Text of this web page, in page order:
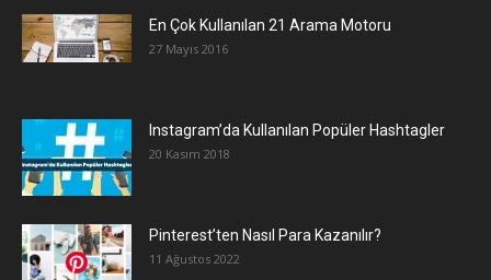
En Çok Kullanılan 21 Arama Motoru
27 Mayıs 2016
Instagram’da Kullanılan Popüler Hashtagler
20 Kasım 2018
Pinterest’ten Nasıl Para Kazanılır?
11 Ağustos 2022